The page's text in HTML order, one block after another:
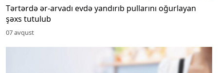
Tərtərdə ər-arvadı evdə yandırıb pullarını oğurlayan
şəxs tutulub
07 avqust